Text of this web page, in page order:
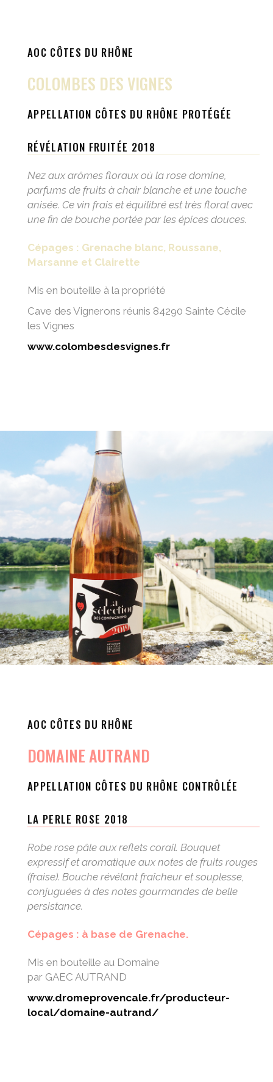
AOC CÔTES DU RHÔNE
COLOMBES DES VIGNES
APPELLATION CÔTES DU RHÔNE PROTÉGÉE
RÉVÉLATION FRUITÉE 2018
Nez aux arômes floraux où la rose domine,
parfums de fruits à chair blanche et une touche
anisée. Ce vin frais et équilibré est très floral avec
une fin de bouche portée par les épices douces.
Cépages : Grenache blanc, Roussane,
Marsanne et Clairette
Mis en bouteille à la propriété
Cave des Vignerons réunis 84290 Sainte Cécile
les Vignes
www.colombesdesvignes.fr
AOC CÔTES DU RHÔNE
DOMAINE AUTRAND
APPELLATION CÔTES DU RHÔNE CONTRÔLÉE
LA PERLE ROSE 2018
Robe rose pâle aux reflets corail. Bouquet
expressif et aromatique aux notes de fruits rouges
(fraise). Bouche révélant fraîcheur et souplesse,
conjuguées à des notes gourmandes de belle
persistance.
Cépages : à base de Grenache.
Mis en bouteille au Domaine
par GAEC AUTRAND
www.dromeprovencale.fr/producteur-
local/domaine-autrand/